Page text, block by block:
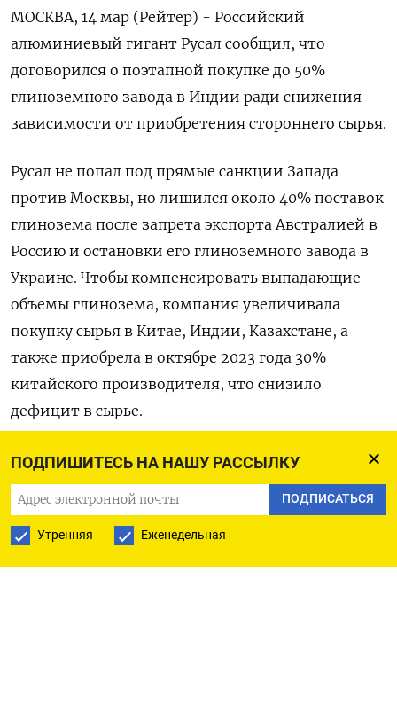
ПОДПИШИТЕСЬ НА НАШУ РАССЫЛКУ
ПОДПИСАТЬСЯ
Утренняя Еженедельная
МОСКВА, 14 мар (Рейтер) - Российский
алюминиевый гигант Русал сообщил, что
договорился о поэтапной покупке до 50%
глиноземного завода в Индии ради снижения
зависимости от приобретения стороннего сырья.
Русал не попал под прямые санкции Запада
против Москвы, но лишился около 40% поставок
глинозема после запрета экспорта Австралией в
Россию и остановки его глиноземного завода в
Украине. Чтобы компенсировать выпадающие
объемы глинозема, компания увеличивала
покупку сырья в Китае, Индии, Казахстане, а
также приобрела в октябре 2023 года 30%
китайского производителя, что снизило
дефицит в сырье.
Однако в ноябре 2024 года Русал сообщил, что все
еще закупает более трети глинозема,
необходимого для выпуска алюминия, на
мировых рынках по биржевым ценам, что
«оказывает серьезное давление на